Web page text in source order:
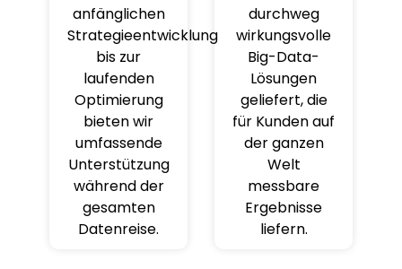
anfänglichen
Strategieentwicklung
bis zur
laufenden
Optimierung
bieten wir
umfassende
Unterstützung
während der
gesamten
Datenreise.
durchweg
wirkungsvolle
Big-Data-
Lösungen
geliefert, die
für Kunden auf
der ganzen
Welt
messbare
Ergebnisse
liefern.